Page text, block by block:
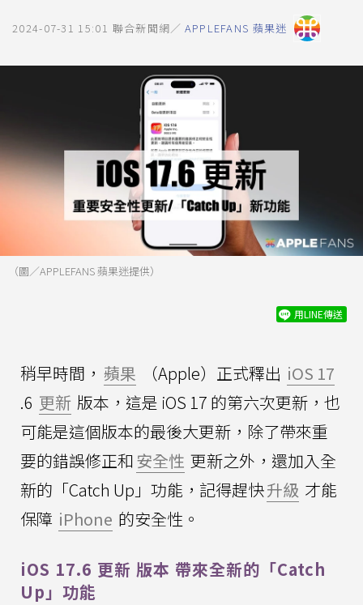
2024-07-31 15:01 聯合新聞網／ APPLEFANS 蘋果迷
（圖／APPLEFANS 蘋果迷提供）
用LINE傳送
稍早時間， 蘋果 （Apple）正式釋出 iOS 17
.6 更新 版本，這是 iOS 17 的第六次更新，也
可能是這個版本的最後大更新，除了帶來重
要的錯誤修正和安全性 更新之外，還加入全
新的「Catch Up」功能，記得趕快升級 才能
保障 iPhone 的安全性。
iOS 17.6 更新 版本 帶來全新的「Catch
Up」功能